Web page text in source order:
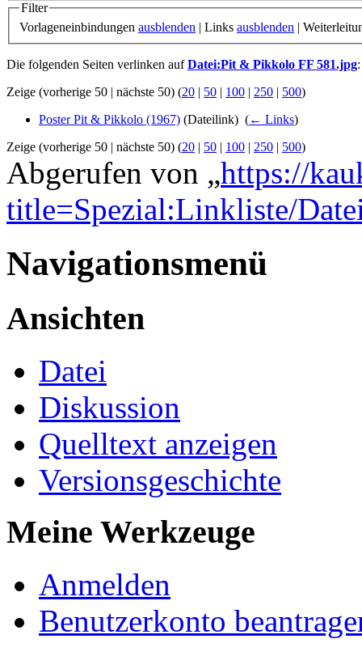
Filter
Vorlageneinbindungen ausblenden | Links ausblenden |
Die folgenden Seiten verlinken aufDatei:Pit & Pikkolo FF 581.jpg:
Zeige (vorherige 50 | nächste 50) (20 | 50 | 100 | 250 | 500)
Poster Pit & Pikkolo (1967) (Dateilink) ‎ (← Links)
Zeige (vorherige 50 | nächste 50) (20 | 50 | 100 | 250 | 500)
Abgerufen von „https://
title=Spezial:Linkliste/
Navigationsmenü
Ansichten
Datei
Diskussion
Quelltext anzeigen
Versionsgeschichte
Meine Werkzeuge
Anmelden
Benutzerkonto